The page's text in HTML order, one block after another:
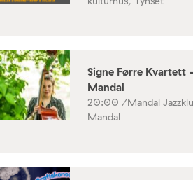
Signe Førre Kvartett
Mandal
20:00 /Mandal
Mandal